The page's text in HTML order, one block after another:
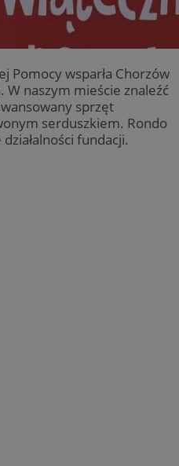
Pomocy wsparła Chorzów
W naszym mieście znaleźć
sprzęt
serduszkiem. Rondo
fundacji.